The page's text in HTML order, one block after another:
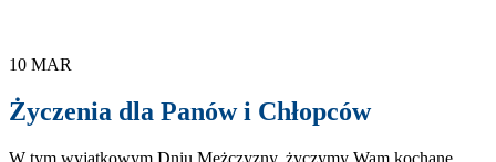
10 MAR
Życzenia dla Panów i Chłopców
W tym wyjątkowym Dniu Mężczyzny, życzymy Wam kochane